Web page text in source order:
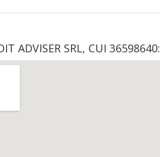
ADVISER SRL, CUI 36598640: